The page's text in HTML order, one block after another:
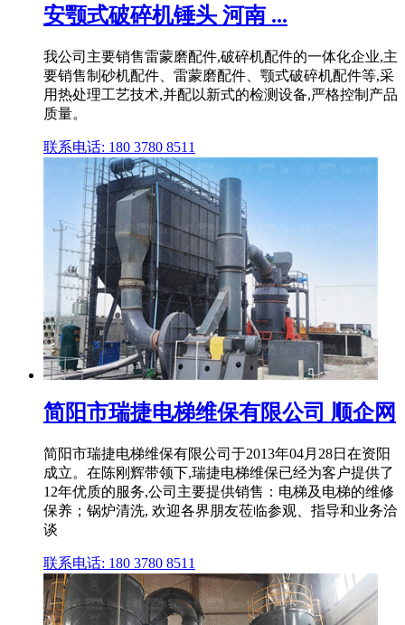
安颚式破碎机锤头 河南 ...
我公司主要销售雷蒙磨配件,破碎机配件的一体化企业,主
要销售制砂机配件、雷蒙磨配件、颚式破碎机配件等,采
用热处理工艺技术,并配以新式的检测设备,严格控制产品
质量。
联系电话: 180 3780 8511
简阳市瑞捷电梯维保有限公司 顺企网
简阳市瑞捷电梯维保有限公司于2013年04月28日在资阳
成立。在陈刚辉带领下,瑞捷电梯维保已经为客户提供了
12年优质的服务,公司主要提供销售：电梯及电梯的维修
保养；锅炉清洗, 欢迎各界朋友莅临参观、指导和业务洽
谈
联系电话: 180 3780 8511